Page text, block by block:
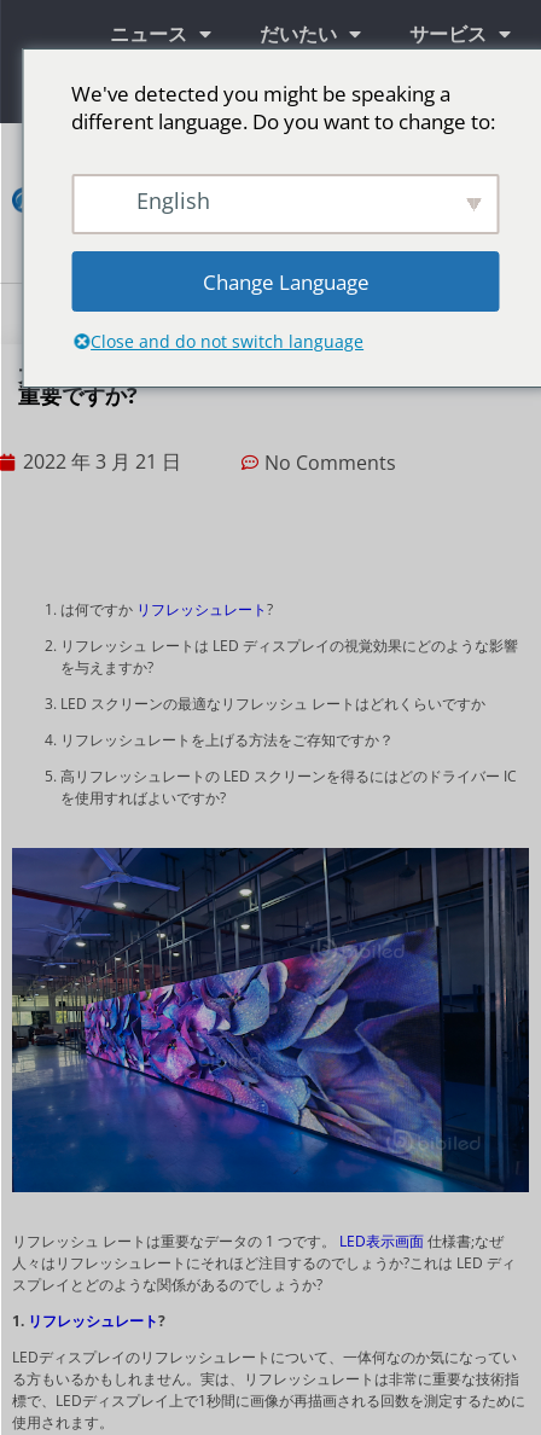
ニュース だいたい サービス
情報
ン
ト
大型 LED ディスプレイではリフレッシュ レートが
重要ですか?
2022 年 3 月 21 日 No Comments
は何ですか リフレッシュレート?
リフレッシュ レートは LED ディスプレイの視覚効果にどのような影響
を与えますか?
LED スクリーンの最適なリフレッシュ レートはどれくらいですか
リフレッシュレートを上げる方法をご存知ですか？
高リフレッシュレートの LED スクリーンを得るにはどのドライバー IC
を使用すればよいですか?
リフレッシュ レートは重要なデータの 1 つです。 LED表示画面仕様書;なぜ
人々はリフレッシュレートにそれほど注目するのでしょうか?これは LED ディ
スプレイとどのような関係があるのでしょうか?
1. リフレッシュレート?
LEDディスプレイのリフレッシュレートについて、一体何なのか気になってい
る方もいるかもしれません。実は、リフレッシュレートは非常に重要な技術指
標で、LEDディスプレイ上で1秒間に画像が再描画される回数を測定するために
使用されます。
We've detected you might be speaking a
different language. Do you want to change to:
English
Change Language
Close and do not switch language